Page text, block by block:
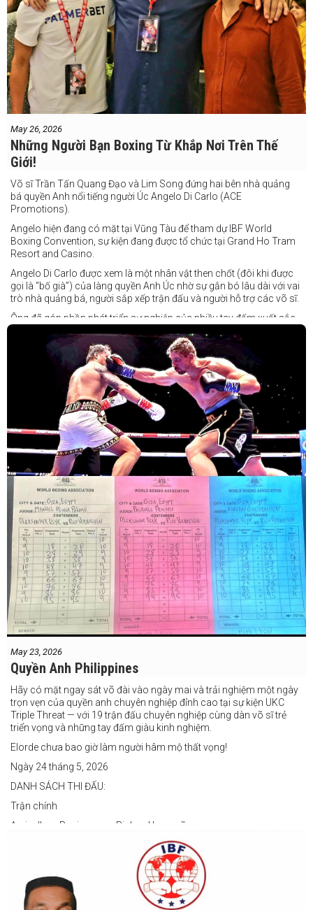
May 26, 2026
Những Người Bạn Boxing Từ Khắp Nơi Trên Thế
Giới!
Võ sĩ Trần Tấn Quang Đạo và Lim Song đứng hai bên nhà quảng
bá quyền Anh nổi tiếng người Úc Angelo Di Carlo (ACE
Promotions).
Angelo hiện đang có mặt tại Vũng Tàu để tham dự IBF World
Boxing Convention, sự kiện đang được tổ chức tại Grand Ho Tram
Resort and Casino.
Angelo Di Carlo được xem là một nhân vật then chốt (đôi khi được
gọi là “bố già”) của làng quyền Anh Úc nhờ sự gắn bó lâu dài với vai
trò nhà quảng bá, người sắp xếp trận đấu và người hỗ trợ các võ sĩ.
Ông đã góp phần phát triển sự nghiệp của nhiều tay đấm xuất sắc,
gần đây nhất là cựu vô địch thế giới Liam Paro.
May 23, 2026
Quyền Anh Philippines
Hãy có mặt ngay sát võ đài vào ngày mai và trải nghiệm một ngày
trọn vẹn của quyền anh chuyên nghiệp đỉnh cao tại sự kiện UKC
Triple Threat — với 19 trận đấu chuyên nghiệp cùng dàn võ sĩ trẻ
triển vọng và những tay đấm giàu kinh nghiệm.
Elorde chưa bao giờ làm người hâm mộ thất vọng!
Ngày 24 tháng 5, 2026
DANH SÁCH THI ĐẤU:
Trận chính
Arvin Jhon Paciones vs Richard Laspoña
Zyvyr John Medecilo vs Tatsuro Nakashima
Junny Bugas vs Jeven Villacite
Claire Villarosa vs Felipe Tiempo